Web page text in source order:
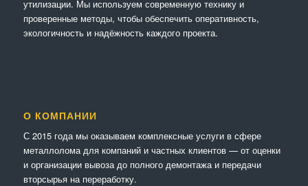
утилизации. Мы используем современную технику и
проверенные методы, чтобы обеспечить оперативность,
экологичность и надёжность каждого проекта.
О КОМПАНИИ
С 2015 года мы оказываем комплексные услуги в сфере
металлолома для компаний и частных клиентов — от оценки
и организации вывоза до полного демонтажа и передачи
вторсырья на переработку.